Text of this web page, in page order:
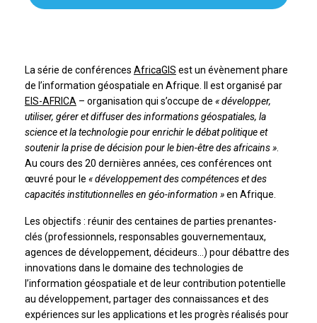
La série de conférences AfricaGIS est un évènement phare
de l’information géospatiale en Afrique. Il est organisé par
EIS-AFRICA– organisation qui s’occupe de « développer,
utiliser, gérer et diffuser des informations géospatiales, la
science et la technologie pour enrichir le débat politique et
soutenir la prise de décision pour le bien-être des africains ».
Au cours des 20 dernières années, ces conférences ont
œuvré pour le « développement des compétences et des
capacités institutionnelles en géo-information »en Afrique.
Les objectifs : réunir des centaines de parties prenantes-
clés (professionnels, responsables gouvernementaux,
agences de développement, décideurs…) pour débattre des
innovations dans le domaine des technologies de
l’information géospatiale et de leur contribution potentielle
au développement, partager des connaissances et des
expériences sur les applications et les progrès réalisés pour